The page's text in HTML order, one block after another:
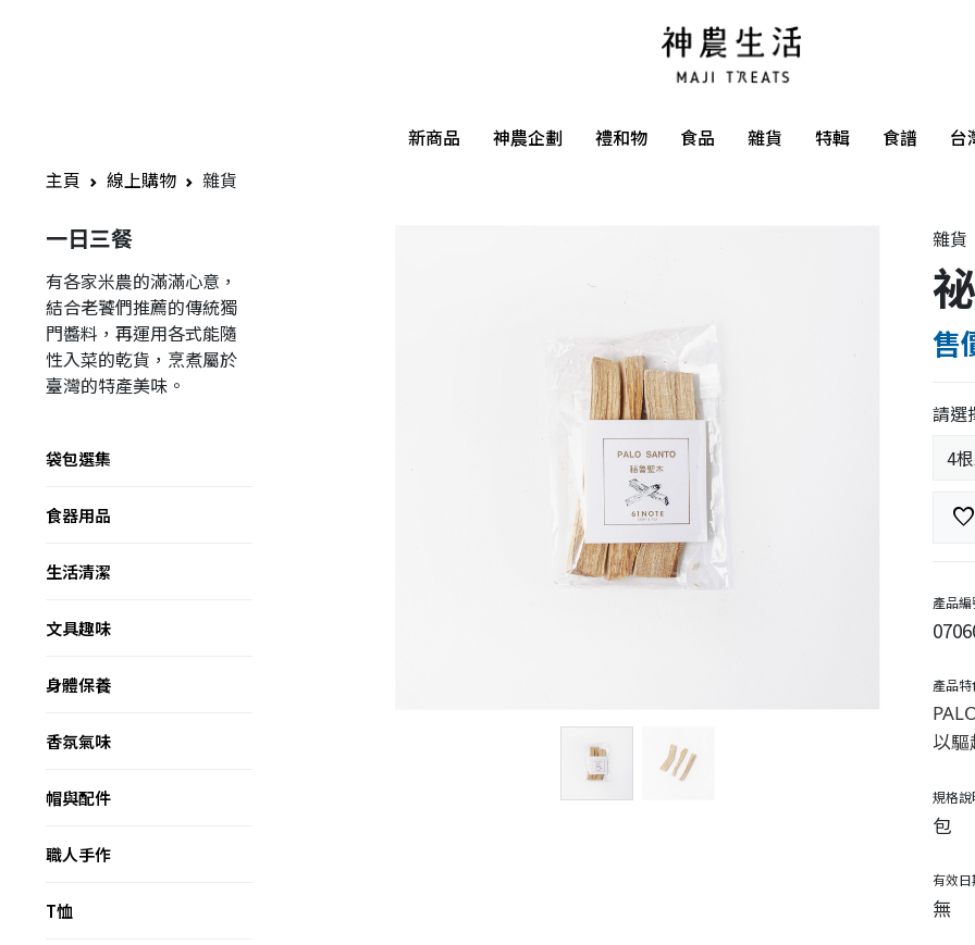
新商品 神農企劃 禮和物 食品 雜貨 特輯 食譜
台
主頁
線上購物 雜貨
一日三餐
有各家米農的滿滿心意，
結合老饕們推薦的傳統獨
門醬料，再運用各式能隨
性入菜的乾貨，烹煮屬於
臺灣的特產美味。
袋包選集
食器用品
生活清潔
文具趣味
身體保養
香氛氣味
帽與配件
職人手作
T恤
雜貨
售
請選
產品編
產品特
以驅
規格說
包
有效
無